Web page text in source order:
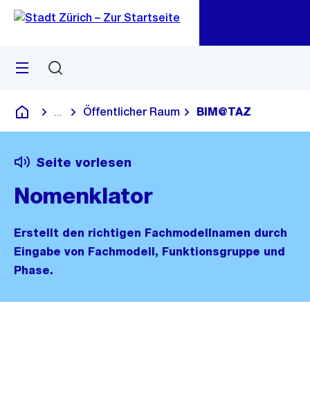
Navigation
Sprunglink
Menü
Deutsch
Blende alle Breadcrumbs ein
Öffentlicher Raum BIM@TAZ
Seite vorlesen
Nomenklator
Erstellt den richtigen Fachmodellnamen durch
Eingabe von Fachmodell, Funktionsgruppe und
Phase.